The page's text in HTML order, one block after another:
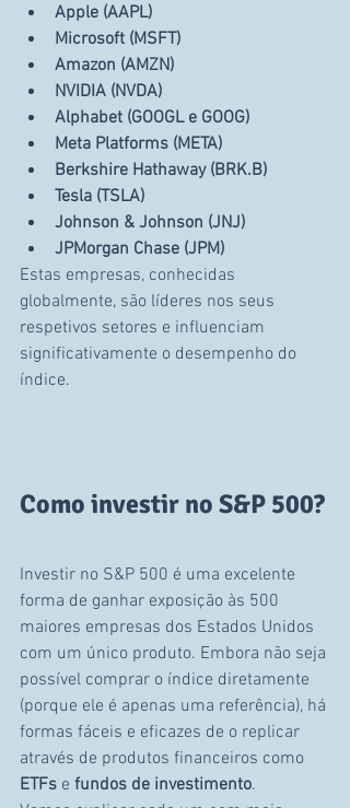
Apple (AAPL)
Microsoft (MSFT)
Amazon (AMZN)
NVIDIA (NVDA)
Alphabet (GOOGL e GOOG)
Meta Platforms (META)
Berkshire Hathaway (BRK.B)
Tesla (TSLA)
Johnson & Johnson (JNJ)
JPMorgan Chase (JPM)
Estas empresas, conhecidas
globalmente, são líderes nos seus
respetivos setores e influenciam
significativamente o desempenho do
índice.
Como investir no S&P 500?
Investir no S&P 500 é uma excelente
forma de ganhar exposição às 500
maiores empresas dos Estados Unidos
com um único produto. Embora não seja
possível comprar o índice diretamente
(porque ele é apenas uma referência), há
formas fáceis e eficazes de o replicar
através de produtos financeiros como
ETFs e fundos de investimento.